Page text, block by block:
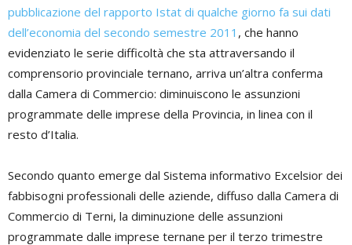
pubblicazione del rapporto Istat di qualche giorno fa sui dati
dell’economia del secondo semestre 2011 , che hanno
evidenziato le serie difficoltà che sta attraversando il
comprensorio provinciale ternano, arriva un’altra conferma
dalla Camera di Commercio: diminuiscono le assunzioni
programmate delle imprese della Provincia, in linea con il
resto d’Italia.
Secondo quanto emerge dal Sistema informativo Excelsior dei
fabbisogni professionali delle aziende, diffuso dalla Camera di
Commercio di Terni, la diminuzione delle assunzioni
programmate dalle imprese ternane per il terzo trimestre